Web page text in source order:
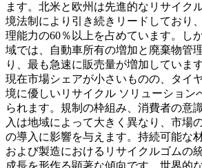
ます。北米と欧州は先進的なリサイク
境法制により引き続きリードしており
理能力の60％以上を占めています。し
域では、自動車所有の増加と廃棄物管
り、最も急速に販売量が増加していま
現在市場シェアが小さいものの、タイ
境に優しいリサイクル ソリューション
られます。規制の枠組み、消費者の意
入は地域によって大きく異なり、市場
の導入に影響を与えます。持続可能な
および製造におけるリサイクルゴムの
成長を形作る顕著な傾向です。世界的